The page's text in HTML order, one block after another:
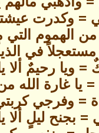
وكدرت
من الهموم التي
في
ويا رحيمٌ ألا
يا غارة الله
وفرجي كربتي
بجنح ليلٍ ألا